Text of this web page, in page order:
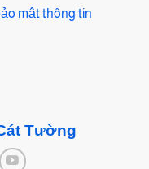
mật thông tin
Tường